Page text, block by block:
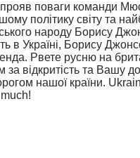
поваги команди
політику світу та
народу Борису
в Україні, Борису
Рвете русню на
за відкритість та Вашу
нашої країни.